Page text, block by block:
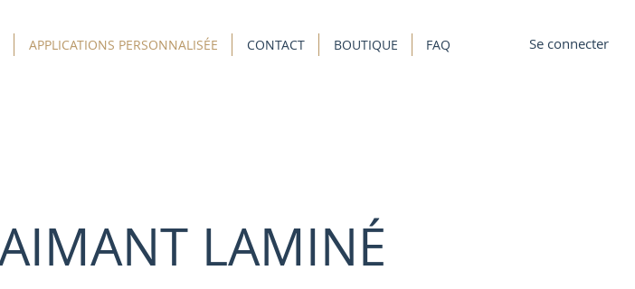
APPLICATIONS PERSONNALISÉE CONTACT BOUTIQUE FAQ Se connecter
LAMINÉ